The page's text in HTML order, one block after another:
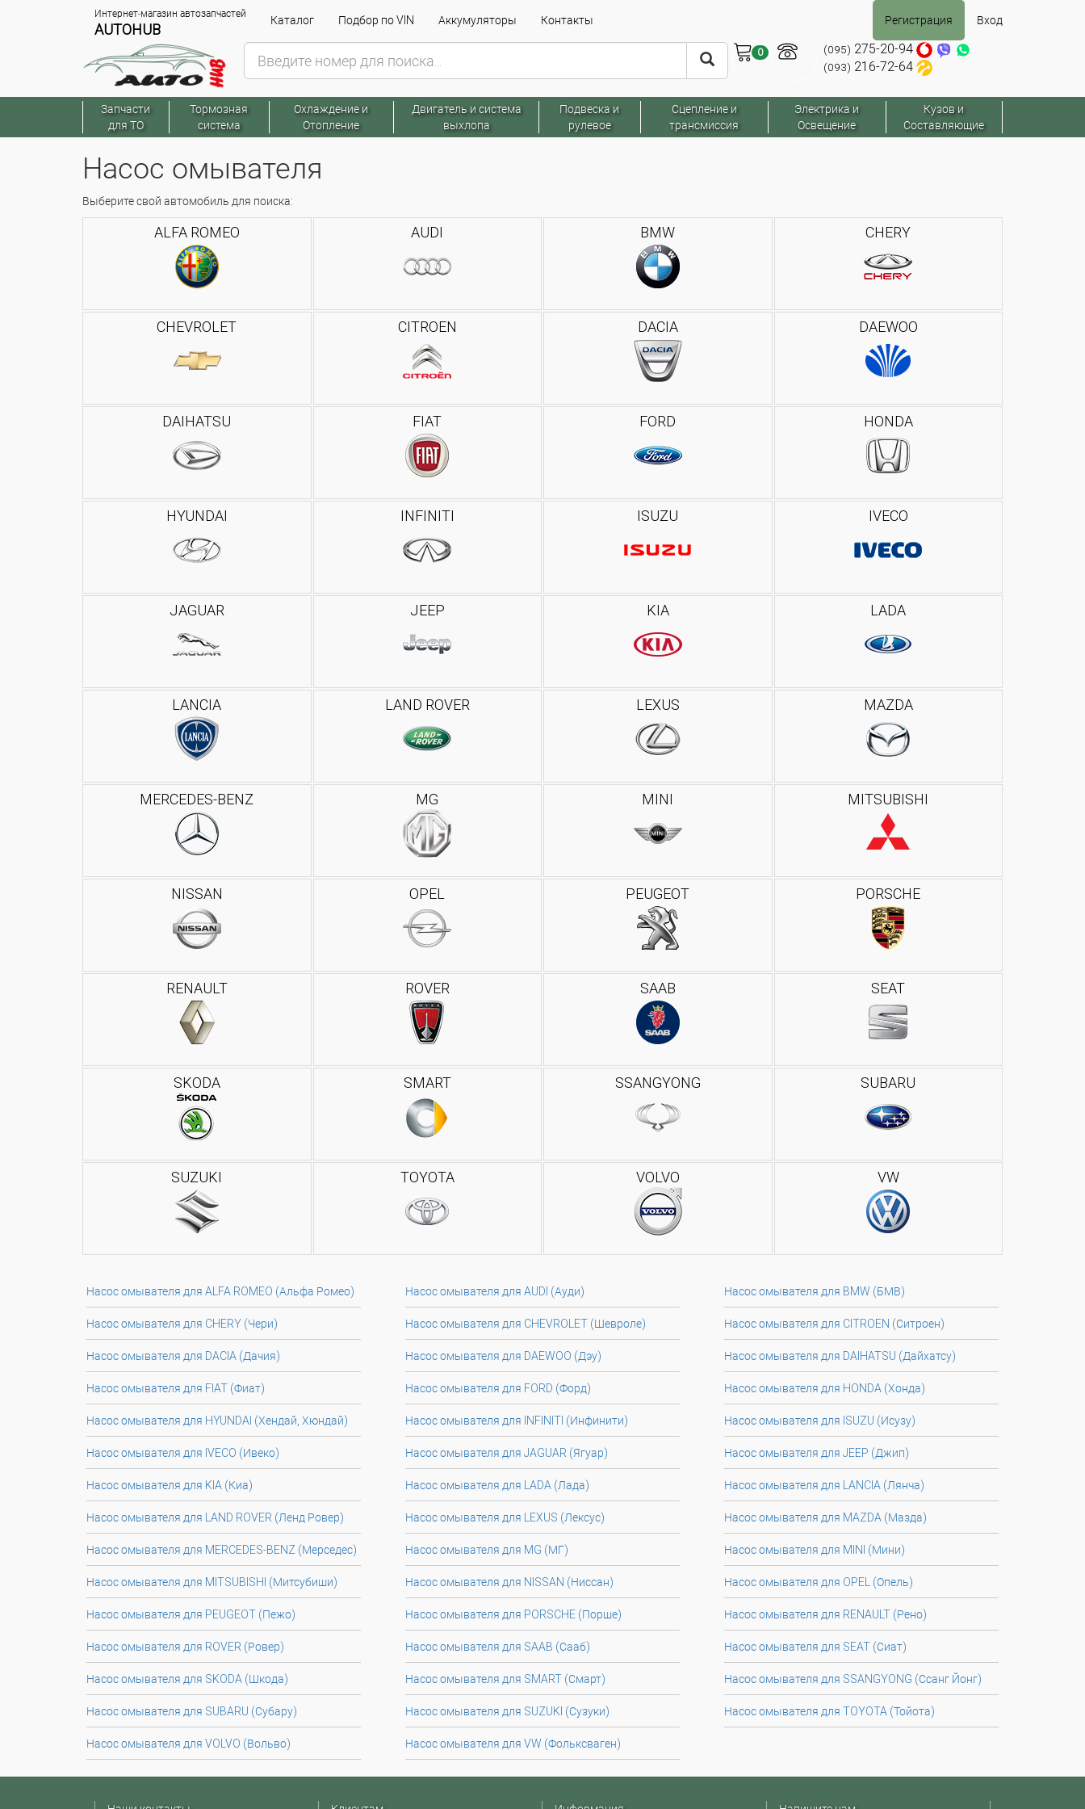
Интернет-магазин автозапчастей
AUTOHUB
Каталог Подбор по VIN Аккумуляторы Контакты Регистрация Вход
0 (095) 275-20-94
(093) 216-72-64
Запчасти
для ТО
Тормозная
система
Охлаждение и
Отопление
Двигатель и система
выхлопа
Подвеска и
рулевое
Сцепление и
трансмиссия
Электрика и
Освещение
Кузов и
Составляющие
Насос омывателя
Выберите свой автомобиль для поиска:
ALFA ROMEO AUDI BMW CHERY
CHEVROLET CITROEN DACIA DAEWOO
DAIHATSU FIAT FORD HONDA
HYUNDAI INFINITI ISUZU IVECO
JAGUAR JEEP KIA LADA
LANCIA LAND ROVER LEXUS MAZDA
MERCEDES-BENZ MG MINI MITSUBISHI
NISSAN OPEL PEUGEOT PORSCHE
RENAULT ROVER SAAB SEAT
SKODA SMART SSANGYONG SUBARU
SUZUKI TOYOTA VOLVO VW
Насос омывателя для ALFA ROMEO (Альфа Ромео) Насос омывателя для AUDI (Ауди) Насос омывателя для BMW (БМВ)
Насос омывателя для CHERY (Чери) Насос омывателя для CHEVROLET (Шевроле) Насос омывателя для CITROEN (Ситроен)
Насос омывателя для DACIA (Дачия) Насос омывателя для DAEWOO (Дэу) Насос омывателя для DAIHATSU (Дайхатсу)
Насос омывателя для FIAT (Фиат) Насос омывателя для FORD (Форд) Насос омывателя для HONDA (Хонда)
Насос омывателя для HYUNDAI (Хендай, Хюндай) Насос омывателя для INFINITI (Инфинити) Насос омывателя для ISUZU (Исузу)
Насос омывателя для IVECO (Ивеко) Насос омывателя для JAGUAR (Ягуар) Насос омывателя для JEEP (Джип)
Насос омывателя для KIA (Киа) Насос омывателя для LADA (Лада) Насос омывателя для LANCIA (Лянча)
Насос омывателя для LAND ROVER (Ленд Ровер) Насос омывателя для LEXUS (Лексус) Насос омывателя для MAZDA (Мазда)
Насос омывателя для MERCEDES-BENZ (Мерседес) Насос омывателя для MG (МГ) Насос омывателя для MINI (Мини)
Насос омывателя для MITSUBISHI (Митсубиши) Насос омывателя для NISSAN (Ниссан) Насос омывателя для OPEL (Опель)
Насос омывателя для PEUGEOT (Пежо) Насос омывателя для PORSCHE (Порше) Насос омывателя для RENAULT (Рено)
Насос омывателя для ROVER (Ровер) Насос омывателя для SAAB (Сааб) Насос омывателя для SEAT (Сиат)
Насос омывателя для SKODA (Шкода) Насос омывателя для SMART (Смарт) Насос омывателя для SSANGYONG (Ссанг Йонг)
Насос омывателя для SUBARU (Субару) Насос омывателя для SUZUKI (Сузуки) Насос омывателя для TOYOTA (Тойота)
Насос омывателя для VOLVO (Вольво) Насос омывателя для VW (Фольксваген)